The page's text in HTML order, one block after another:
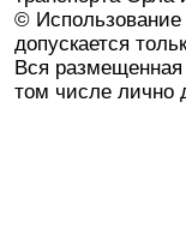
©
допускается
Вся
том числе лично